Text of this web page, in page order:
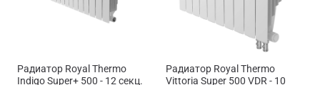
Радиатор Royal Thermo
Indigo Super+ 500 - 12 секц.
Радиатор Royal Thermo
Vittoria Super 500 VDR - 10